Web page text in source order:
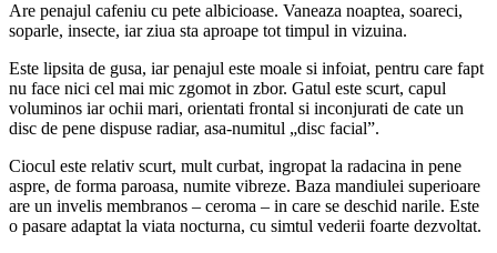
Are penajul cafeniu cu pete albicioase. Vaneaza noaptea, soareci,
soparle, insecte, iar ziua sta aproape tot timpul in vizuina.
Este lipsita de gusa, iar penajul este moale si infoiat, pentru care fapt
nu face nici cel mai mic zgomot in zbor. Gatul este scurt, capul
voluminos iar ochii mari, orientati frontal si inconjurati de cate un
disc de pene dispuse radiar, asa-numitul „disc facial”.
Ciocul este relativ scurt, mult curbat, ingropat la radacina in pene
aspre, de forma paroasa, numite vibreze. Baza mandiulei superioare
are un invelis membranos – ceroma – in care se deschid narile. Este
o pasare adaptat la viata nocturna, cu simtul vederii foarte dezvoltat.